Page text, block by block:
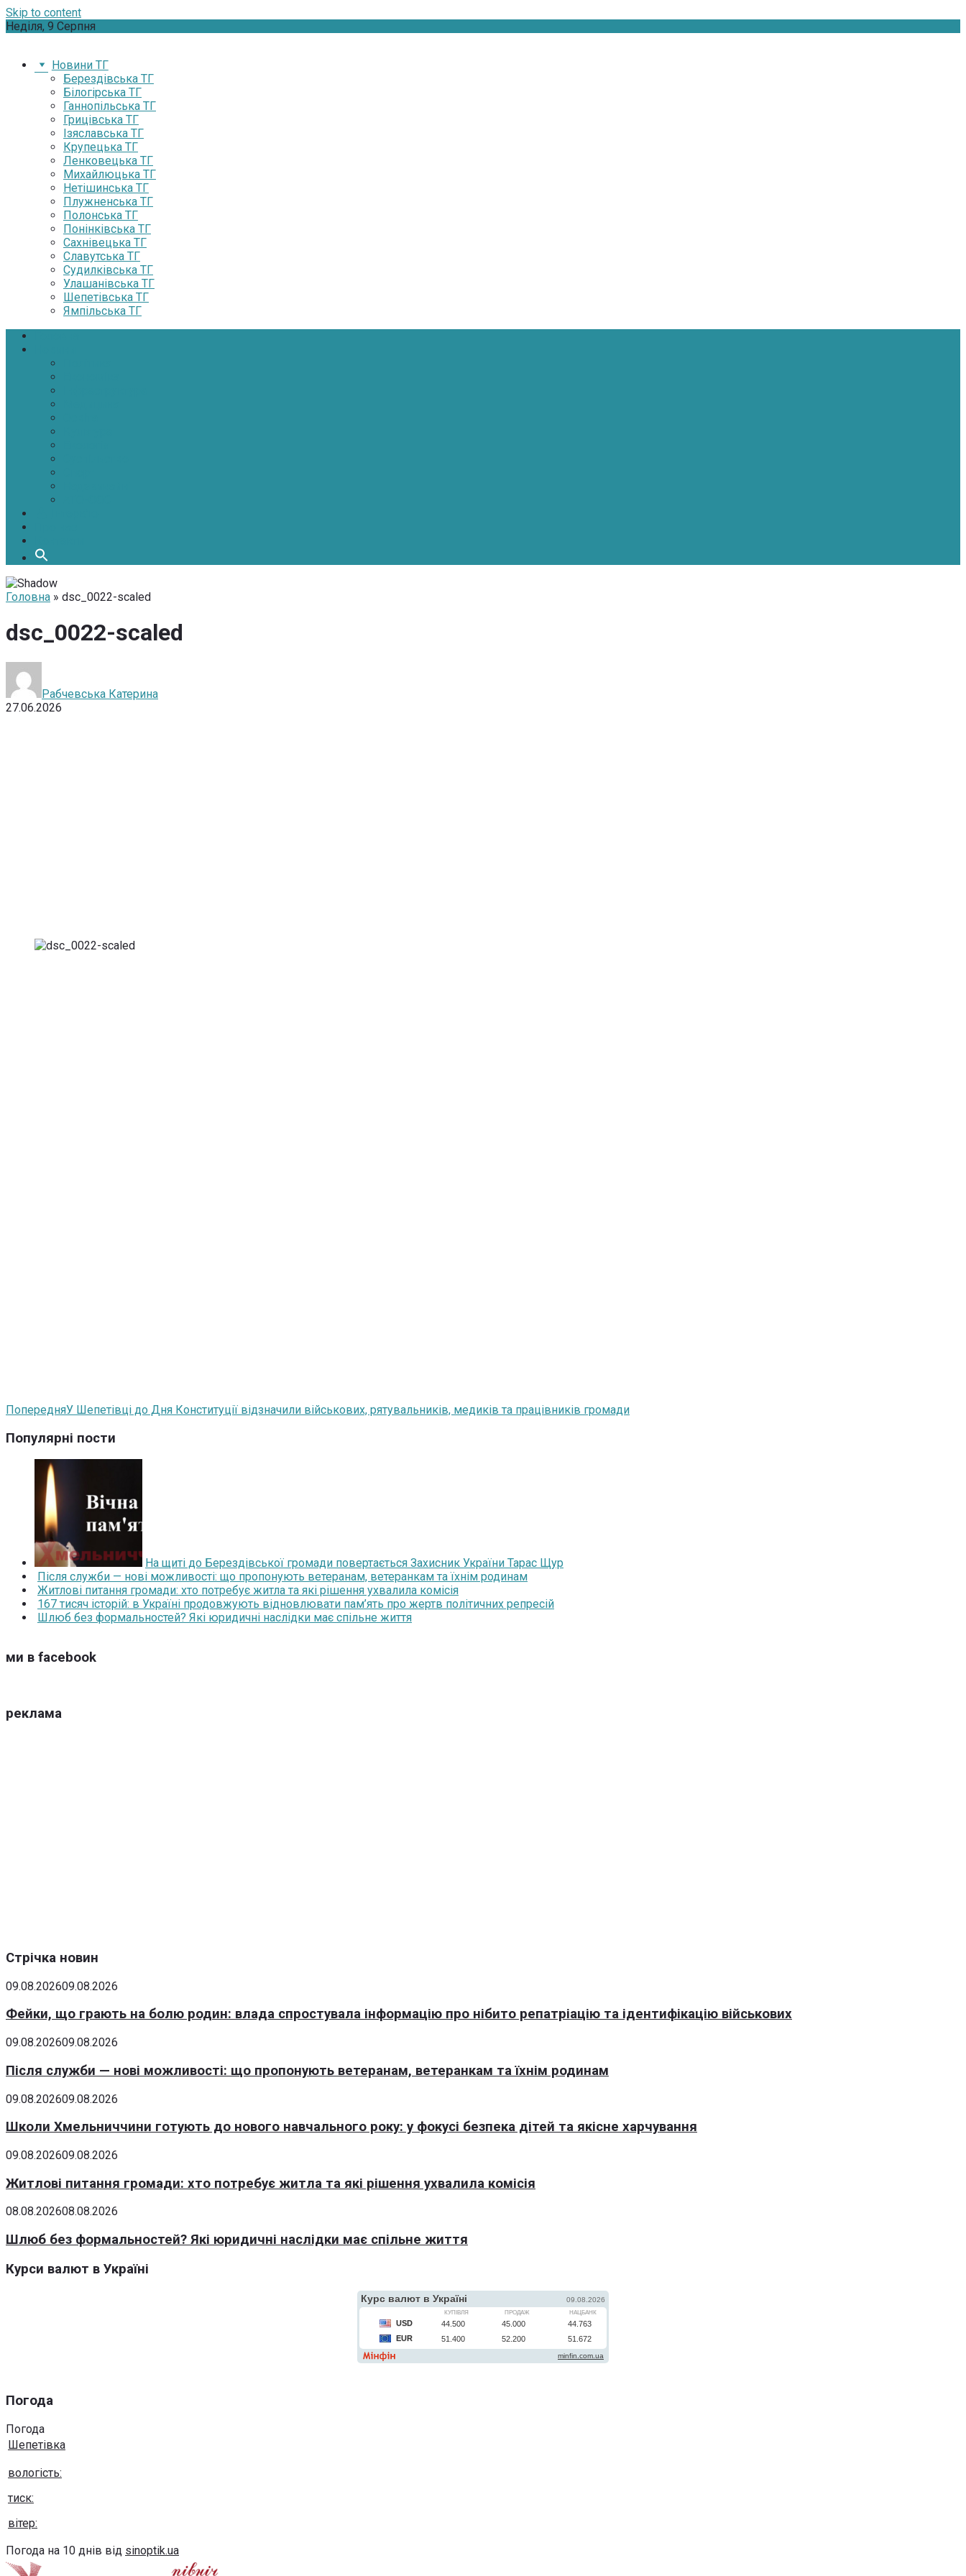
Skip to content
Неділя, 9 Серпня
Новини ТГ
Берездівська ТГ
Білогірська ТГ
Ганнопільська ТГ
Грицівська ТГ
Ізяславська ТГ
Крупецька ТГ
Ленковецька ТГ
Михайлюцька ТГ
Нетішинська ТГ
Плужненська ТГ
Полонська ТГ
Понінківська ТГ
Сахнівецька ТГ
Славутська ТГ
Судилківська ТГ
Улашанівська ТГ
Шепетівська ТГ
Ямпільська ТГ
Головна » dsc_0022-scaled
dsc_0022-scaled
Рабчевська Катерина
27.06.2026
ПопередняУ Шепетівці до Дня Конституції відзначили військових, рятувальників, медиків та працівників громади
Популярні пости
На щиті до Берездівської громади повертається Захисник України Тарас Щур
Після служби — нові можливості: що пропонують ветеранам, ветеранкам та їхнім родинам
Житлові питання громади: хто потребує житла та які рішення ухвалила комісія
167 тисяч історій: в Україні продовжують відновлювати пам’ять про жертв політичних репресій
Шлюб без формальностей? Які юридичні наслідки має спільне життя
ми в facebook
реклама
Стрічка новин
09.08.202609.08.2026
Фейки, що грають на болю родин: влада спростувала інформацію про нібито репатріацію та ідентифікацію військових
09.08.202609.08.2026
Після служби — нові можливості: що пропонують ветеранам, ветеранкам та їхнім родинам
09.08.202609.08.2026
Школи Хмельниччини готують до нового навчального року: у фокусі безпека дітей та якісне харчування
09.08.202609.08.2026
Житлові питання громади: хто потребує житла та які рішення ухвалила комісія
08.08.202608.08.2026
Шлюб без формальностей? Які юридичні наслідки має спільне життя
Курси валют в Україні
Погода
Погода
Шепетівка
вологість:
тиск:
вітер:
Погода на 10 днів від sinoptik.ua